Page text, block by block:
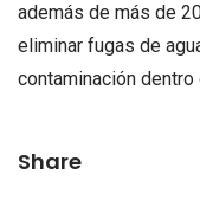
además de más de
eliminar fugas de
contaminación
Share